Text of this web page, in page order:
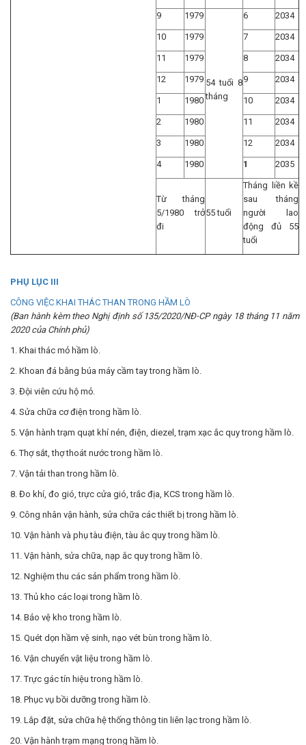
9 1979
54 tuổi 8
tháng
6 2034
10 1979 7 2034
11 1979 8 2034
12 1979 9 2034
1 1980 10 2034
2 1980 11 2034
3 1980 12 2034
4 1980 1 2035
Từ tháng
5/1980 trở
đi
55 tuổi
Tháng liền kề
sau tháng
người lao
động đủ 55
tuổi
PHỤ LỤC III
CÔNG VIỆC KHAI THÁC THAN TRONG HẦM LÒ
(Ban hành kèm theo Nghị định số 135/2020/NĐ-CP ngày 18 tháng 11 năm
2020 của Chính phủ)
1. Khai thác mỏ hầm lò.
2. Khoan đá bằng búa máy cầm tay trong hầm lò.
3. Đội viên cứu hộ mỏ.
4. Sửa chữa cơ điện trong hầm lò.
5. Vận hành trạm quạt khí nén, điện, diezel, trạm xạc ắc quy trong hầm lò.
6. Thợ sắt, thợ thoát nước trong hầm lò.
7. Vận tải than trong hầm lò.
8. Đo khí, đo gió, trực cửa gió, trắc địa, KCS trong hầm lò.
9. Công nhân vận hành, sửa chữa các thiết bị trong hầm lò.
10. Vận hành và phụ tàu điện, tàu ắc quy trong hầm lò.
11. Vận hành, sửa chữa, nạp ắc quy trong hầm lò.
12. Nghiệm thu các sản phẩm trong hầm lò.
13. Thủ kho các loại trong hầm lò.
14. Bảo vệ kho trong hầm lò.
15. Quét dọn hầm vệ sinh, nạo vét bùn trong hầm lò.
16. Vận chuyển vật liệu trong hầm lò.
17. Trực gác tín hiệu trong hầm lò.
18. Phục vụ bồi dưỡng trong hầm lò.
19. Lắp đặt, sửa chữa hệ thống thông tin liên lạc trong hầm lò.
20. Vận hành trạm mạng trong hầm lò.